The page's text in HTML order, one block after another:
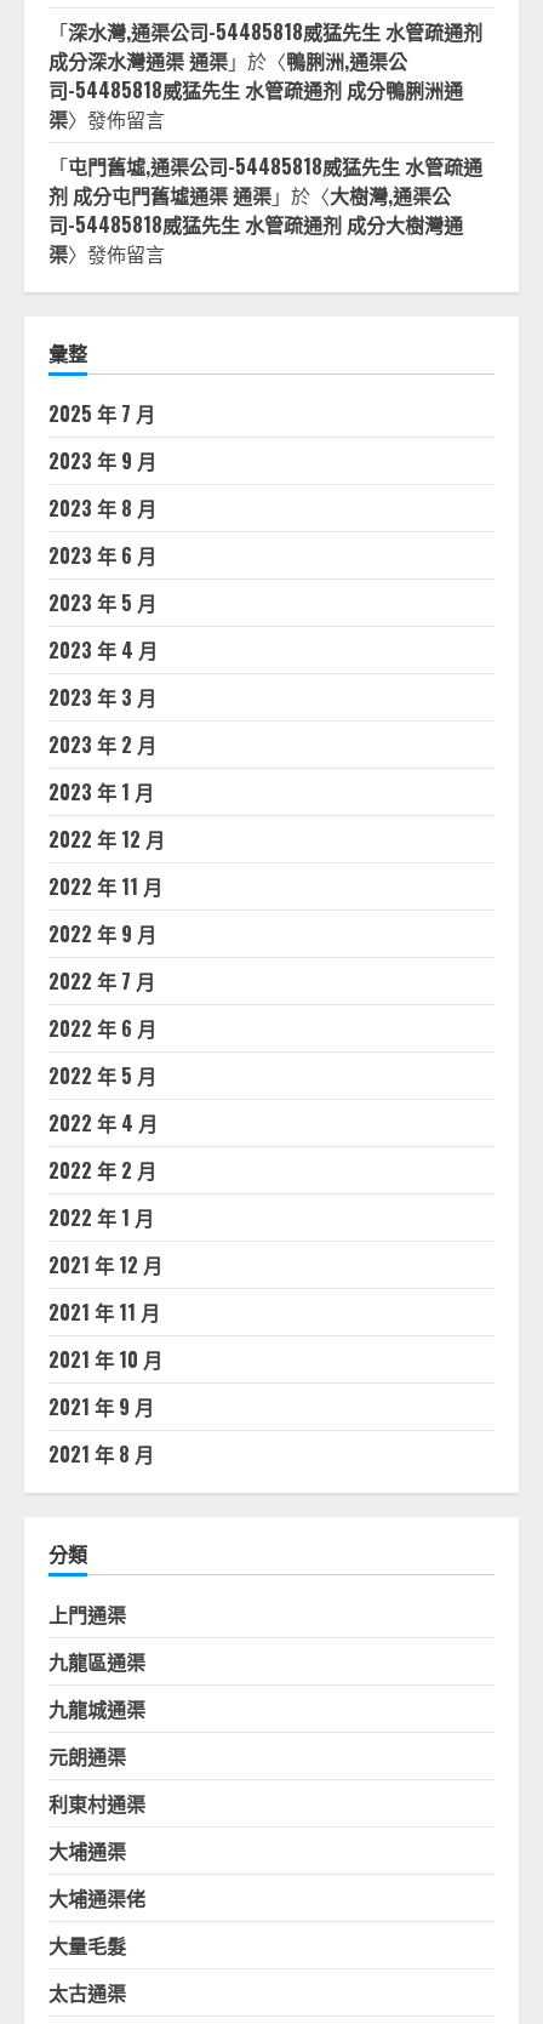
「深水灣,通渠公司-54485818威猛先生 水管疏通剂
成分深水灣通渠 通渠」於〈鴨脷洲,通渠公
司-54485818威猛先生 水管疏通剂 成分鴨脷洲通
渠〉發佈留言
「屯門舊墟,通渠公司-54485818威猛先生 水管疏通
剂 成分屯門舊墟通渠 通渠」於〈大樹灣,通渠公
司-54485818威猛先生 水管疏通剂 成分大樹灣通
渠〉發佈留言
彙整
2025 年 7 月
2023 年 9 月
2023 年 8 月
2023 年 6 月
2023 年 5 月
2023 年 4 月
2023 年 3 月
2023 年 2 月
2023 年 1 月
2022 年 12 月
2022 年 11 月
2022 年 9 月
2022 年 7 月
2022 年 6 月
2022 年 5 月
2022 年 4 月
2022 年 2 月
2022 年 1 月
2021 年 12 月
2021 年 11 月
2021 年 10 月
2021 年 9 月
2021 年 8 月
分類
上門通渠
九龍區通渠
九龍城通渠
元朗通渠
利東村通渠
大埔通渠
大埔通渠佬
大量毛髮
太古通渠